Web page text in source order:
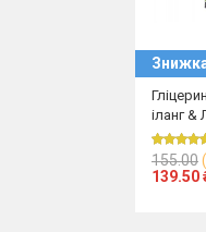
іланг &
155.00
139.50